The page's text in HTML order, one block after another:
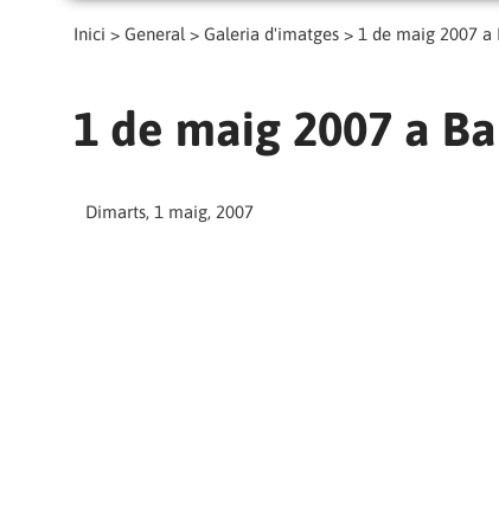
Inici > General > Galeria d'imatges > 1 de maig 2007 a
1 de maig 2007 a
Dimarts, 1 maig, 2007